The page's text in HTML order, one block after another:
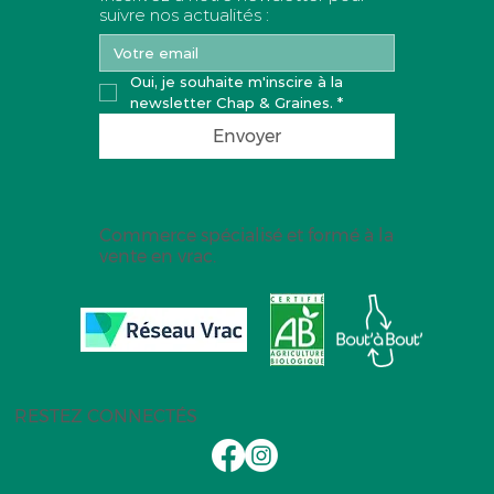
suivre nos actualités :
Oui, je souhaite m'inscire à la
newsletter Chap & Graines. *
Envoyer
RESTEZ CONNECTÉS
Commerce spécialisé et formé à la
vente en vrac.